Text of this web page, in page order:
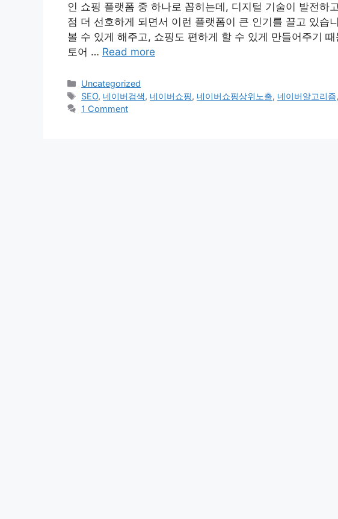
인 쇼핑 플랫폼 중 하나로 꼽히는데, 디지털 기술이 발전하
점 더 선호하게 되면서 이런 플랫폼이 큰 인기를 끌고 있습
볼 수 있게 해주고, 쇼핑도 편하게 할 수 있게 만들어주기
토어 … Read more
Categories
Uncategorized
Tags
SEO, 네이버검색, 네이버쇼핑, 네이버쇼핑상위노출, 네이버알고리즘,
1 Comment